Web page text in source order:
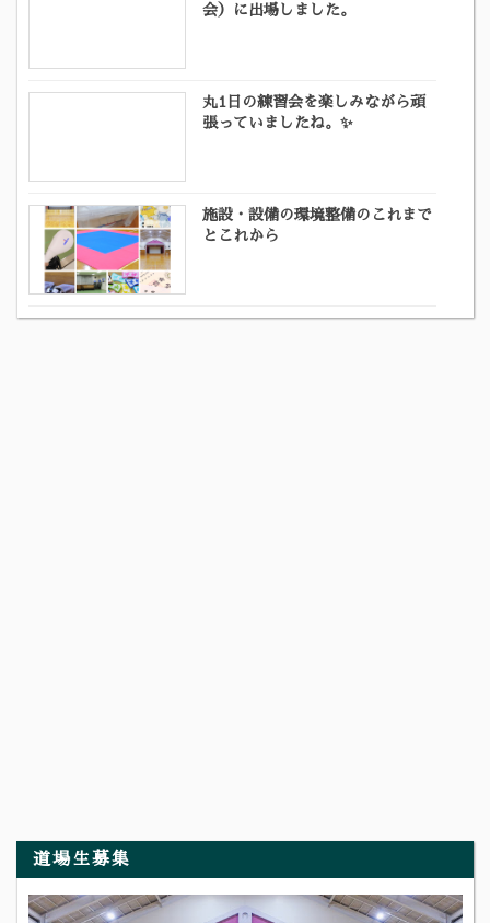
会）に出場しました。
丸1日の練習会を楽しみながら頑
張っていましたね。✨
施設・設備の環境整備のこれまで
とこれから
道場生募集